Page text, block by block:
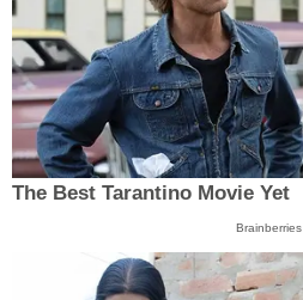
The Best Tarantino Movie Yet
Brainberries